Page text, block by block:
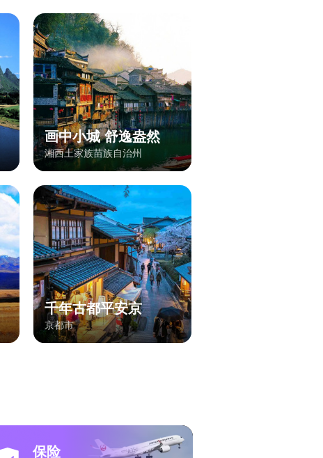
画中小城 舒逸盎然
湘西土家族苗族自治州
千年古都平安京
京都市
保险